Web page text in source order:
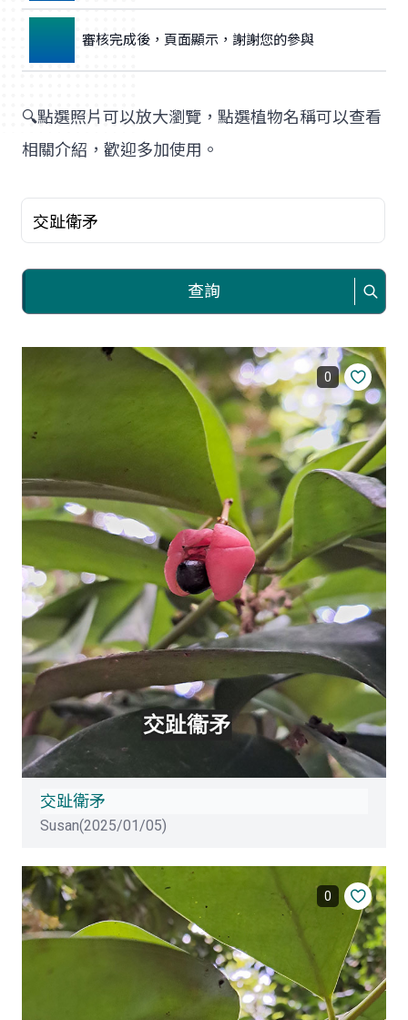
審核完成後，頁面顯示，謝謝您的參與
🔍點選照片可以放大瀏覽，點選植物名稱可以查看
相關介紹，歡迎多加使用。
關鍵字
查詢
0
交趾衛矛
Susan(2025/01/05)
0